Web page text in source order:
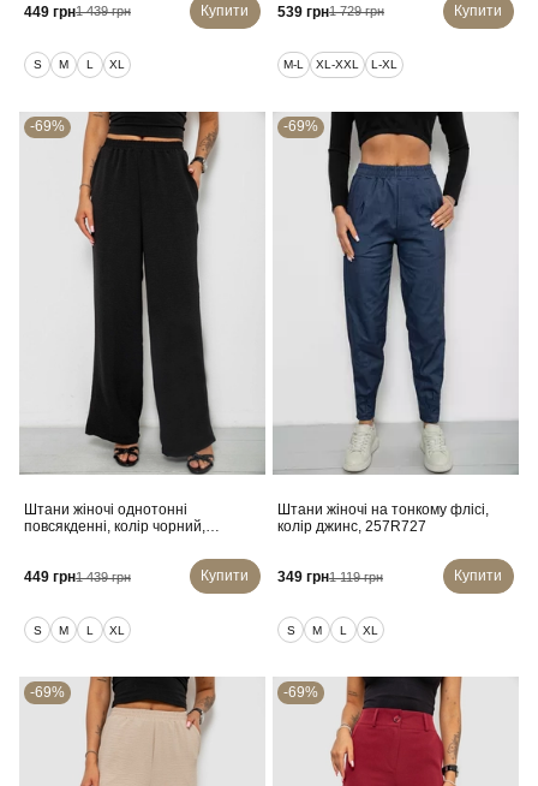
449 грн1 439 грн Купити
S M L XL
539 грн1 729 грн Купити
M-L XL-XXL L-XL
-69%
Штани жіночі однотонні
повсякденні, колір чорний,
449 грн1 439 грн Купити
S M L XL
-69%
Штани жіночі на тонкому флісі,
колір джинс, 257R727
349 грн1 119 грн Купити
S M L XL
-69% -69%